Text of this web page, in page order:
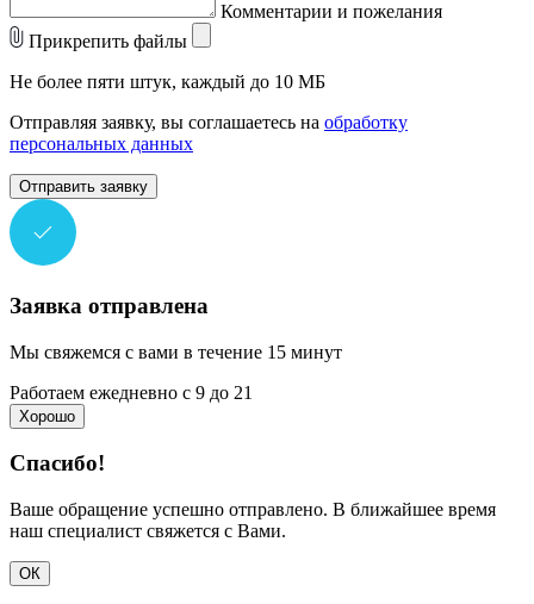
Комментарии и пожелания
Прикрепить файлы
Не более пяти штук, каждый до 10 МБ
Отправляя заявку, вы соглашаетесь на обработку
персональных данных
Отправить заявку
Заявка отправлена
Мы свяжемся с вами в течение 15 минут
Работаем ежедневно с 9 до 21
Хорошо
Спасибо!
Ваше обращение успешно отправлено. В ближайшее время
наш специалист свяжется с Вами.
ОК